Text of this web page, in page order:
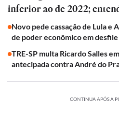
inferior ao de 2022;
Novo pede cassação de Lula e
de poder econômico em
TRE-SP multa Ricardo Salles
antecipada contra André do
CONTINUA APÓS A